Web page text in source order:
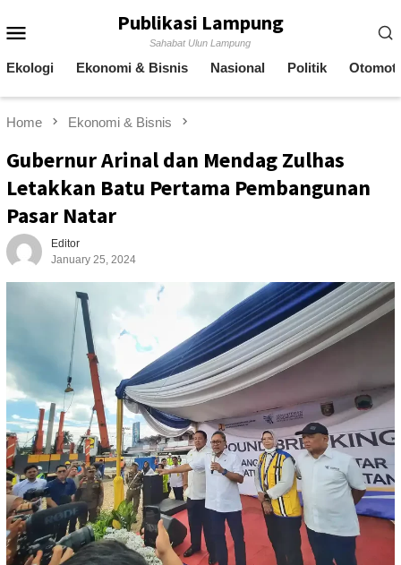
to
Publikasi Lampung
Sahabat Ulun Lampung
Ekologi Ekonomi & Bisnis Nasional Politik
Home Ekonomi & Bisnis
Gubernur Arinal dan Mendag Zulhas
Letakkan Batu Pertama Pembangunan
Pasar Natar
Editor
January 25, 2024